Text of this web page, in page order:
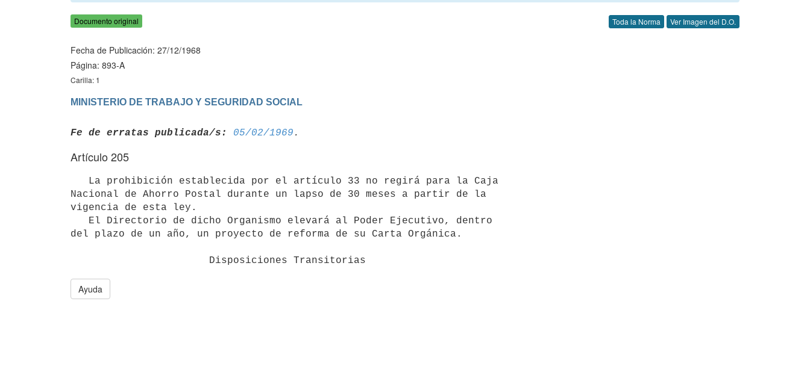
Documento original Toda la Norma Ver Imagen del D.O.
Fecha de Publicación: 27/12/1968
Página: 893-A
Carilla: 1
MINISTERIO DE TRABAJO Y SEGURIDAD SOCIAL
Fe de erratas publicada/s: 05/02/1969
Artículo 205
Nacional de Ahorro Postal durante un lapso de 30 meses a partir de la
vigencia de esta ley.
del plazo de un año, un proyecto de reforma de su Carta Orgánica.
                       Disposiciones Transitorias
Ayuda